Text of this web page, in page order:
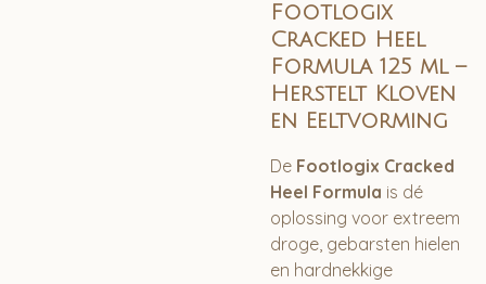
Footlogix
Cracked Heel
Formula 125 ml –
Herstelt Kloven
en Eeltvorming
De Footlogix Cracked
Heel Formula is dé
oplossing voor extreem
droge, gebarsten hielen
en hardnekkige